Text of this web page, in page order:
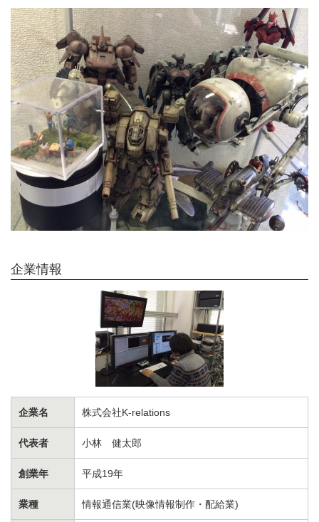
企業情報
企業名 株式会社K-relations
代表者 小林 健太郎
創業年 平成19年
業種 情報通信業(映像情報制作・配給業)